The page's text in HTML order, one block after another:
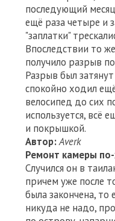
последующий
ещё раза четыре и
"заплатки"
Впоследствии то
получило разрыв
Разрыв был
спокойно ходил
велосипед до сих
используется, всё
и покрышкой.
Автор:Averk
Ремонт камеры
Случился он в
причем уже после
была закончена, то
никуда не надо,